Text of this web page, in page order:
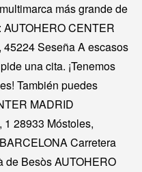
más grande de
CENTER
Seseña A escasos
una cita. ¡Tenemos
También puedes
MADRID
28933 Móstoles,
Carretera
de Besòs AUTOHERO